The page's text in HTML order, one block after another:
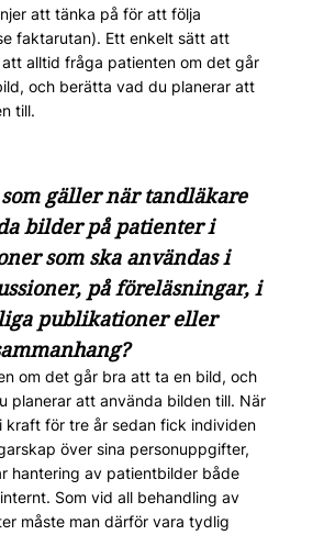
att tänka på för att följa
faktarutan). Ett enkelt sätt att
alltid fråga patienten om det går
och berätta vad du planerar att
till.
som gäller när tandläkare
bilder på patienter i
som ska användas i
på föreläsningar, i
publikationer eller
om det går bra att ta en bild, och
planerar att använda bilden till. När
kraft för tre år sedan fick individen
över sina personuppgifter,
hantering av patientbilder både
Som vid all behandling av
måste man därför vara tydlig